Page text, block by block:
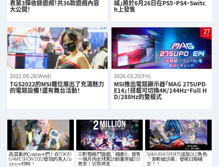
表第3彈收錄遊戲！共36款遊戲內容
大公開！
城」將於6月26日在PS5、PS4、Switc
h上發售
2022.09.28(Wed)
TGS2022的MSI攤位展出了充滿魅力
的電競設備！還有舞台活動！
2026.03.20(Fri)
MSI推出電競顯示器「MAG 275UPD
E14」！搭載可切換4K/144Hz・Full H
D/288Hz的雙模式
高質素的Cosplayer們！在TOKYO
GAME SHOW 2022發現的美人Co
splayer特輯！
3D對戰格鬥遊戲「鐵拳8」發售
一個月內全球累計銷量突破200
萬套！近期將進…
SAMURAI SPIRITS追加DLC角色
「首斬破沙羅」發佈日期確
定！！